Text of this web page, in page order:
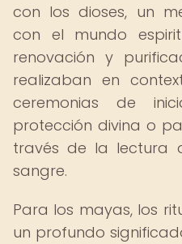
con los dioses, un
con el mundo
renovación y
realizaban en
ceremonias de
protección divina o
través de la lectura
sangre.
Para los mayas, los
un profundo